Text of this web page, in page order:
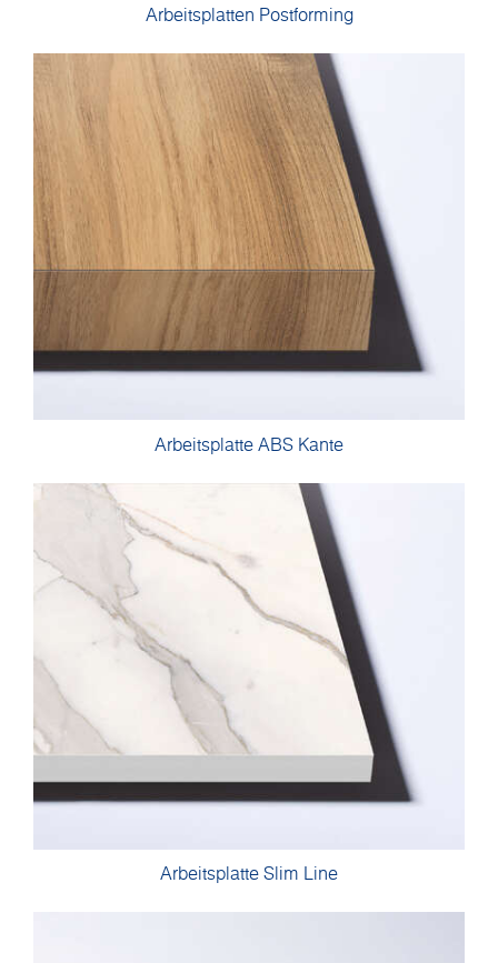
Arbeitsplatten Postforming
Arbeitsplatte ABS Kante
Arbeitsplatte Slim Line